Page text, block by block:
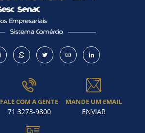
Como utilizar
FALE COM A GENTE
71 3273-9800
MANDE UM EMAIL
ENVIAR